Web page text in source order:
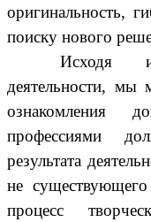
оригинальность,
поиску нового
Исходя
деятельности, мы
ознакомления
профессиями
результата
не
процесс